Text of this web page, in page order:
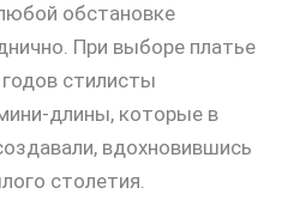
обстановке
При выборе платье
стилисты
длины, которые в
вдохновившись
столетия.